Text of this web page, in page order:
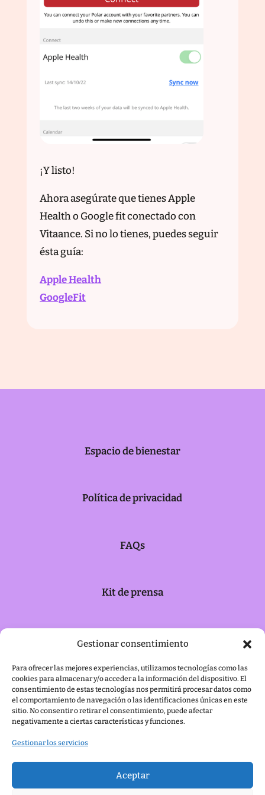
Gestionar consentimiento
Para ofrecer las mejores experiencias, utilizamos tecnologías como las
cookies para almacenar y/o acceder a la información del dispositivo. El
consentimiento de estas tecnologías nos permitirá procesar datos como
el comportamiento de navegación o las identificaciones únicas en este
sitio. No consentir o retirar el consentimiento, puede afectar
negativamente a ciertas características y funciones.
Gestionar los servicios
Aceptar
¡Y listo!
Ahora asegúrate que tienes Apple
Health o Google fit conectado con
Vitaance. Si no lo tienes, puedes seguir
ésta guía:
Apple Health
GoogleFit
Espacio de bienestar
Política de privacidad
FAQs
Kit de prensa
Política de cookies
Aviso legal